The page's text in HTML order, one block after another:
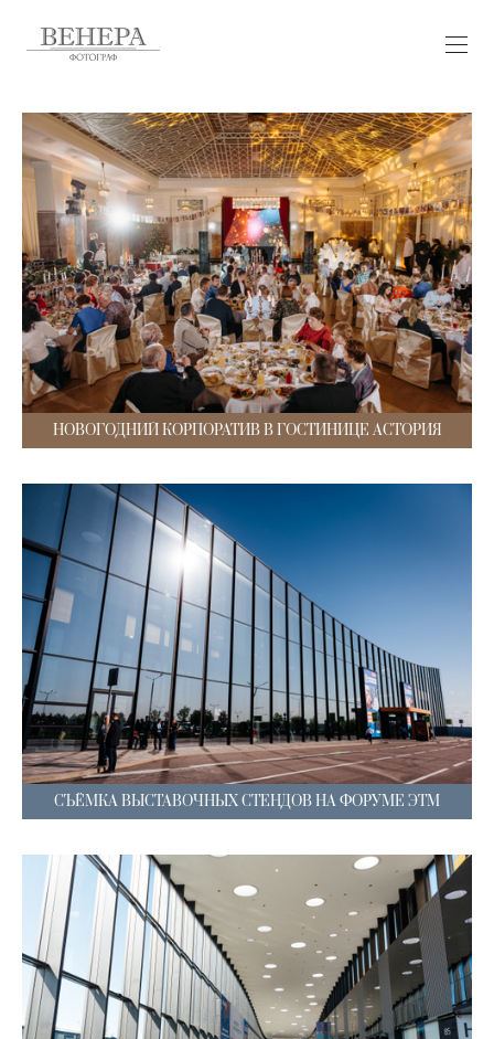
НОВОГОДНИЙ КОРПОРАТИВ В ГОСТИНИЦЕ АСТОРИЯ
СЪЁМКА ВЫСТАВОЧНЫХ СТЕНДОВ НА ФОРУМЕ ЭТМ